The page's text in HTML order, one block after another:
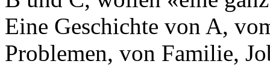
Eine Geschichte von A,
Problemen, von Familie,